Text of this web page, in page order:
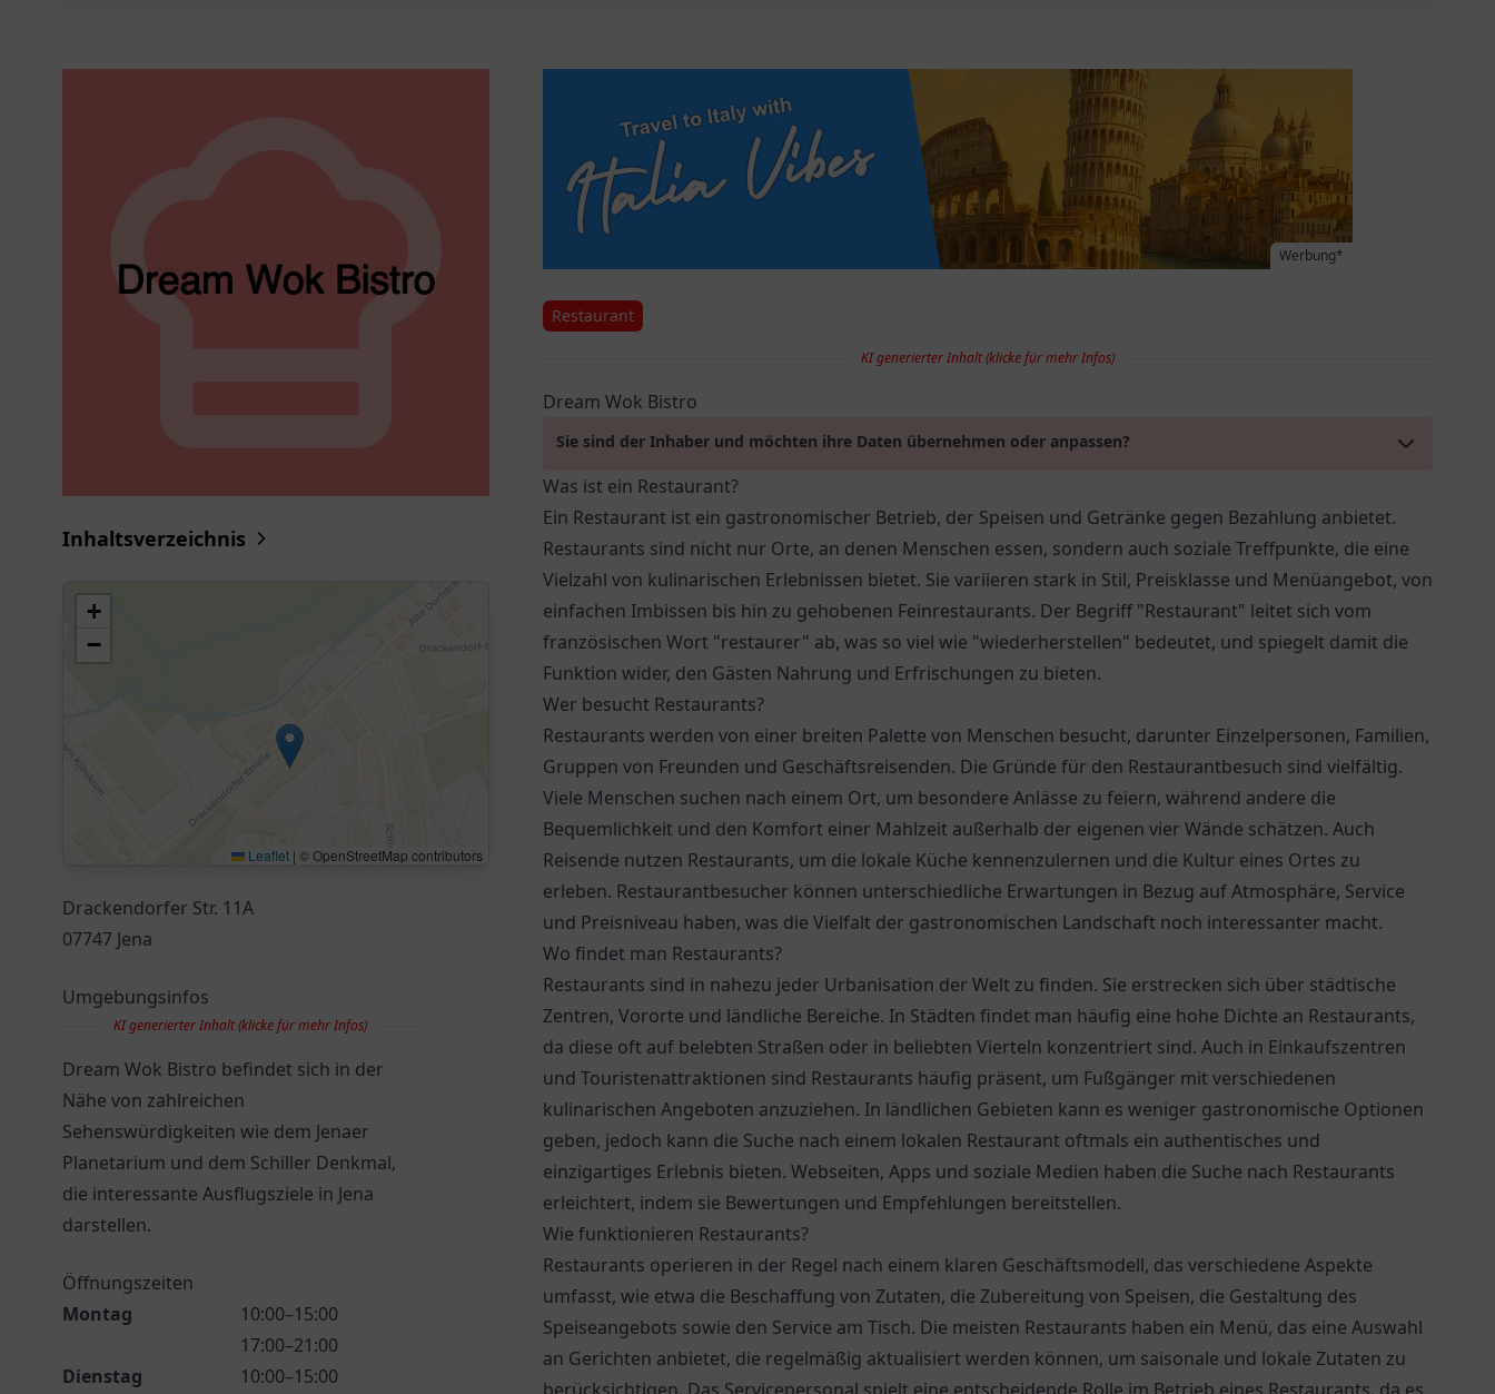
Inhaltsverzeichnis
+
−
Leaflet | © OpenStreetMap contributors
Drackendorfer Str. 11A
07747 Jena
Umgebungsinfos
KI generierter Inhalt (klicke für mehr Infos)
Dream Wok Bistro befindet sich in der
Nähe von zahlreichen
Sehenswürdigkeiten wie dem Jenaer
Planetarium und dem Schiller Denkmal,
die interessante Ausflugsziele in Jena
darstellen.
Öffnungszeiten
Montag
10:00–15:00
17:00–21:00
Dienstag
10:00–15:00
Werbung*
Restaurant
KI generierter Inhalt (klicke für mehr Infos)
Dream Wok Bistro
Sie sind der Inhaber und möchten ihre Daten übernehmen oder anpassen?
Was ist ein Restaurant?
Ein Restaurant ist ein gastronomischer Betrieb, der Speisen und Getränke gegen Bezahlung anbietet.
Restaurants sind nicht nur Orte, an denen Menschen essen, sondern auch soziale Treffpunkte, die eine
Vielzahl von kulinarischen Erlebnissen bietet. Sie variieren stark in Stil, Preisklasse und Menüangebot, von
einfachen Imbissen bis hin zu gehobenen Feinrestaurants. Der Begriff "Restaurant" leitet sich vom
französischen Wort "restaurer" ab, was so viel wie "wiederherstellen" bedeutet, und spiegelt damit die
Funktion wider, den Gästen Nahrung und Erfrischungen zu bieten.
Wer besucht Restaurants?
Restaurants werden von einer breiten Palette von Menschen besucht, darunter Einzelpersonen, Familien,
Gruppen von Freunden und Geschäftsreisenden. Die Gründe für den Restaurantbesuch sind vielfältig.
Viele Menschen suchen nach einem Ort, um besondere Anlässe zu feiern, während andere die
Bequemlichkeit und den Komfort einer Mahlzeit außerhalb der eigenen vier Wände schätzen. Auch
Reisende nutzen Restaurants, um die lokale Küche kennenzulernen und die Kultur eines Ortes zu
erleben. Restaurantbesucher können unterschiedliche Erwartungen in Bezug auf Atmosphäre, Service
und Preisniveau haben, was die Vielfalt der gastronomischen Landschaft noch interessanter macht.
Wo findet man Restaurants?
Restaurants sind in nahezu jeder Urbanisation der Welt zu finden. Sie erstrecken sich über städtische
Zentren, Vororte und ländliche Bereiche. In Städten findet man häufig eine hohe Dichte an Restaurants,
da diese oft auf belebten Straßen oder in beliebten Vierteln konzentriert sind. Auch in Einkaufszentren
und Touristenattraktionen sind Restaurants häufig präsent, um Fußgänger mit verschiedenen
kulinarischen Angeboten anzuziehen. In ländlichen Gebieten kann es weniger gastronomische Optionen
geben, jedoch kann die Suche nach einem lokalen Restaurant oftmals ein authentisches und
einzigartiges Erlebnis bieten. Webseiten, Apps und soziale Medien haben die Suche nach Restaurants
erleichtert, indem sie Bewertungen und Empfehlungen bereitstellen.
Wie funktionieren Restaurants?
Restaurants operieren in der Regel nach einem klaren Geschäftsmodell, das verschiedene Aspekte
umfasst, wie etwa die Beschaffung von Zutaten, die Zubereitung von Speisen, die Gestaltung des
Speiseangebots sowie den Service am Tisch. Die meisten Restaurants haben ein Menü, das eine Auswahl
an Gerichten anbietet, die regelmäßig aktualisiert werden können, um saisonale und lokale Zutaten zu